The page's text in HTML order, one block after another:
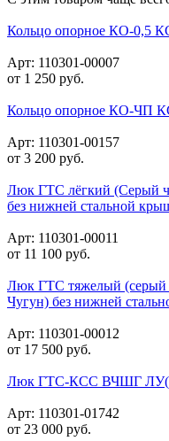
Кольцо опорное КО-0,5
Арт: 110301-00007
от 1 250 руб.
Кольцо опорное КО-ЧП
Арт: 110301-00157
от 3 200 руб.
Люк ГТС лёгкий (Серый
без нижней стальной
Арт: 110301-00011
от 11 100 руб.
Люк ГТС тяжелый
Чугун) без нижней
Арт: 110301-00012
от 17 500 руб.
Люк ГТС-КСС ВЧШГ
Арт: 110301-01742
от 23 000 руб.